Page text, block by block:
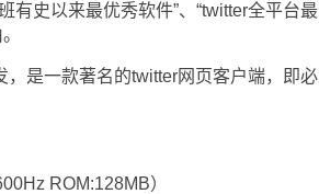
有史以来最优秀软件”、“twitter全平台
，是一款著名的twitter网页客户端，即
ROM:128MB）